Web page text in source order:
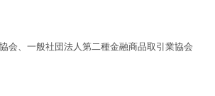
、一般社団法人第二種金融商品取引業協会